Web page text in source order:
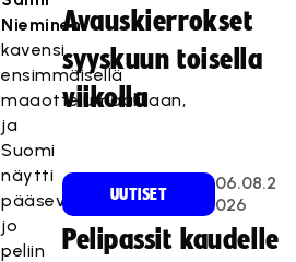
Nieminen
kavensi
ensimmäisellä
maaottelumaalillaan,
ja
Suomi
näytti
pääsevän
jo
peliin
Avauskierrokset
syyskuun toisella
viikolla
UUTISET
06.08.2
026
Pelipassit kaudelle